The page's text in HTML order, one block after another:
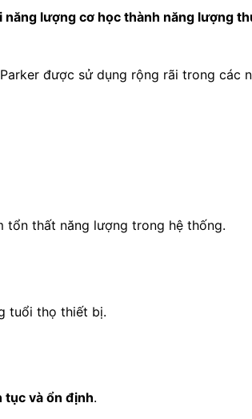
năng lượng cơ học thành năng lượng
được sử dụng rộng rãi trong các
tổn thất năng lượng trong hệ thống.
tuổi thọ thiết bị.
tục và ổn định.